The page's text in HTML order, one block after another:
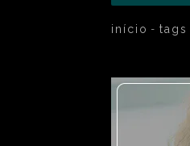
início tags